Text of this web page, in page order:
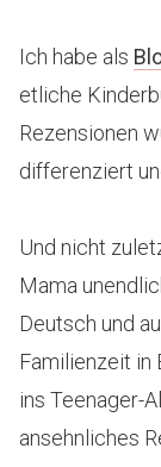
Ich habe als
etliche
Rezensionen
differenziert
Und nicht
Mama
Deutsch und
Familienzeit in
ins Teenager-
ansehnliches